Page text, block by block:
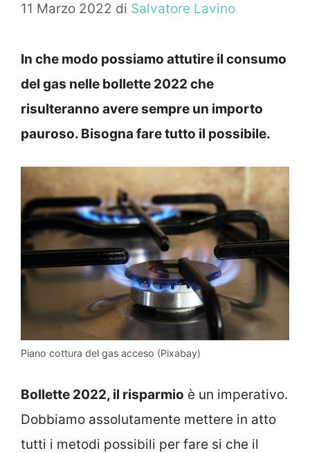
11 Marzo 2022 di Salvatore Lavino
In che modo possiamo attutire il consumo
del gas nelle bollette 2022 che
risulteranno avere sempre un importo
pauroso. Bisogna fare tutto il possibile.
Piano cottura del gas acceso (Pixabay)
Bollette 2022, il risparmio è un imperativo.
Dobbiamo assolutamente mettere in atto
tutti i metodi possibili per fare si che il